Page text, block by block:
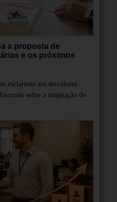
a proposta de
e os próximos
esclarecer aos servidores
sobre a majoração do